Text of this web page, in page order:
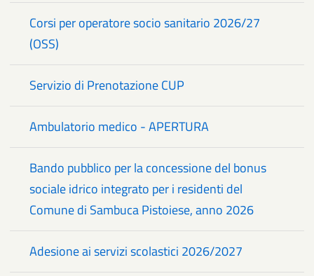
Corsi per operatore socio sanitario 2026/27
(OSS)
Servizio di Prenotazione CUP
Ambulatorio medico - APERTURA
Bando pubblico per la concessione del bonus
sociale idrico integrato per i residenti del
Comune di Sambuca Pistoiese, anno 2026
Adesione ai servizi scolastici 2026/2027